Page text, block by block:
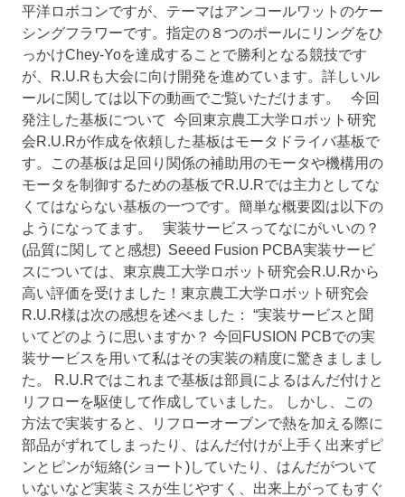
平洋ロボコンですが、テーマはアンコールワットのケー
シングフラワーです。指定の８つのポールにリングをひ
っかけChey-Yoを達成することで勝利となる競技です
が、R.U.Rも大会に向け開発を進めています。詳しいル
ールに関しては以下の動画でご覧いただけます。 今回
発注した基板について 今回東京農工大学ロボット研究
会R.U.Rが作成を依頼した基板はモータドライバ基板で
す。この基板は足回り関係の補助用のモータや機構用の
モータを制御するための基板でR.U.Rでは主力としてな
くてはならない基板の一つです。簡単な概要図は以下の
ようになってます。 実装サービスってなにがいいの？
(品質に関してと感想) Seeed Fusion PCBA実装サービ
スについては、東京農工大学ロボット研究会R.U.Rから
高い評価を受けました！東京農工大学ロボット研究会
R.U.R様は次の感想を述べました： “実装サービスと聞
いてどのように思いますか？ 今回FUSION PCBでの実
装サービスを用いて私はその実装の精度に驚きましまし
た。 R.U.Rではこれまで基板は部員によるはんだ付けと
リフローを駆使して作成していました。 しかし、この
方法で実装すると、リフローオーブンで熱を加える際に
部品がずれてしまったり、はんだ付けが上手く出来ずピ
ンとピンが短絡(ショート)していたり、はんだがついて
いないなど実装ミスが生じやすく、出来上がってもすぐ